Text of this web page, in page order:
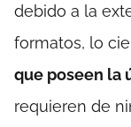
debido a la
formatos, lo
que poseen la
requieren de